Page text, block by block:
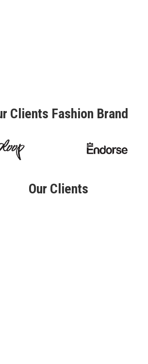
Clients Fashion Brand
Our Clients